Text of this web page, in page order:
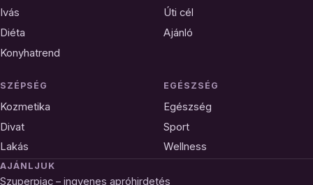
Ivás
Diéta
Konyhatrend
Úti cél
Ajánló
SZÉPSÉG
Kozmetika
Divat
Lakás
EGÉSZSÉG
Egészség
Sport
Wellness
AJÁNLJUK
Szuperpiac – ingyenes apróhirdetés